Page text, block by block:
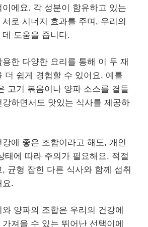
에요. 각 성분이 함유하고 있는
로 시너지 효과를 주며, 우리의
도움을 줍니다.
한 다양한 요리를 통해 이 두 재
더 쉽게 경험할 수 있어요. 예를
고기 볶음이나 양파 소스를 곁들
강하면서도 맛있는 식사를 제공하
에 좋은 조합이라고 해도, 개인
태에 따라 주의가 필요해요. 적절
균형 잡힌 다른 식사와 함께 섭취
요.
양파의 조합은 우리의 건강에
져올 수 있는 뛰어난 선택이에